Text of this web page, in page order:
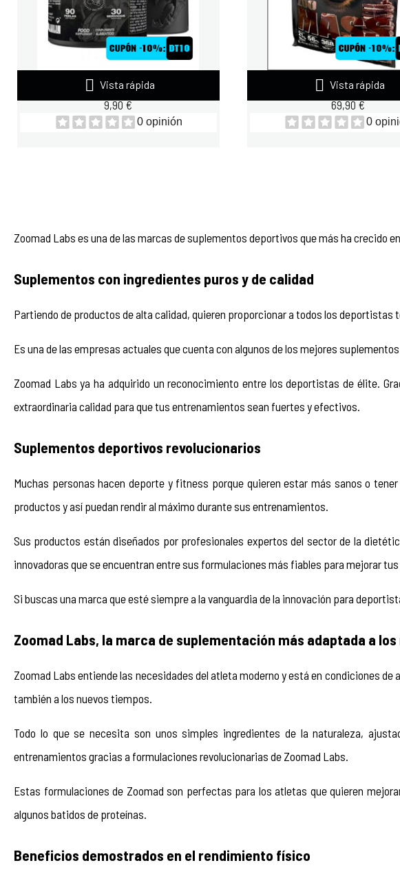
 Vista rápida
ZOOMAD CO-ENZYME Q10 90...
9,90 €
0 opinión
 Vista rápida
ZOOMAD ZOOMASS 12LB
69,90 €
0
Zoomad Labs es una de las marcas de suplementos deportivos que más ha crecido
Suplementos con ingredientes puros y de calidad
Partiendo de productos de alta calidad, quieren proporcionar a todos los
Es una de las empresas actuales que cuenta con algunos de los mejores
Zoomad Labs ya ha adquirido un reconocimiento entre los deportistas de élite.
extraordinaria calidad para que tus entrenamientos sean fuertes y efectivos.
Suplementos deportivos revolucionarios
Muchas personas hacen deporte y fitness porque quieren estar más sanos o
productos y así puedan rendir al máximo durante sus entrenamientos.
Sus productos están diseñados por profesionales expertos del sector de la
innovadoras que se encuentran entre sus formulaciones más fiables para mejorar
Si buscas una marca que esté siempre a la vanguardia de la innovación para
Zoomad Labs, la marca de suplementación más adaptada a
Zoomad Labs entiende las necesidades del atleta moderno y está en condiciones
también a los nuevos tiempos.
Todo lo que se necesita son unos simples ingredientes de la naturaleza,
entrenamientos gracias a formulaciones revolucionarias de Zoomad Labs.
Estas formulaciones de Zoomad son perfectas para los atletas que quieren
algunos batidos de proteínas.
Beneficios demostrados en el rendimiento físico